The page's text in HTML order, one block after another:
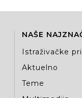
NAŠE
Istraživačke
Aktuelno
Teme